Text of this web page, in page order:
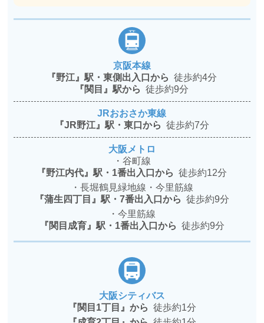
京阪本線
『野江』駅・東側出入口から徒歩約4分
『関目』駅から徒歩約9分
JRおおさか東線
『JR野江』駅・東口から 徒歩約7分
大阪メトロ
・谷町線
『野江内代』駅・1番出入口から徒歩約12分
・長堀鶴見緑地線・今里筋線
『蒲生四丁目』駅・7番出入口から 徒歩約9分
・今里筋線
『関目成育』駅・1番出入口から 徒歩約9分
大阪シティバス
『関目1丁目』から 徒歩約1分